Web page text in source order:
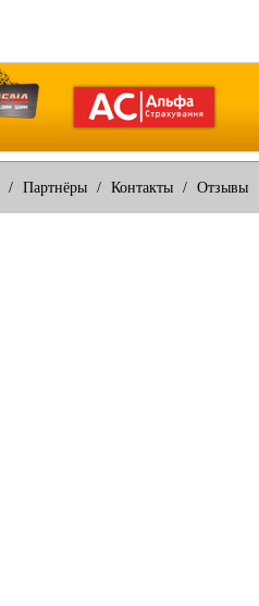
/ Партнёры / Контакты / Отзывы